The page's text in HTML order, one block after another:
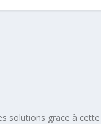
solutions grace à